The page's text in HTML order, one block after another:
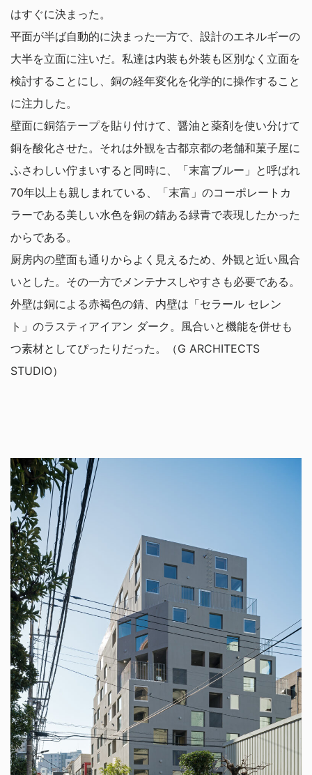
はすぐに決まった。
平面が半ば自動的に決まった一方で、設計のエネルギーの
大半を立面に注いだ。私達は内装も外装も区別なく立面を
検討することにし、銅の経年変化を化学的に操作すること
に注力した。
壁面に銅箔テープを貼り付けて、醤油と薬剤を使い分けて
銅を酸化させた。それは外観を古都京都の老舗和菓子屋に
ふさわしい佇まいすると同時に、「末富ブルー」と呼ばれ
70年以上も親しまれている、「末富」のコーポレートカ
ラーである美しい水色を銅の錆ある緑青で表現したかった
からである。
厨房内の壁面も通りからよく見えるため、外観と近い風合
いとした。その一方でメンテナスしやすさも必要である。
外壁は銅による赤褐色の錆、内壁は「セラール セレン
ト」のラスティアイアン ダーク。風合いと機能を併せも
つ素材としてぴったりだった。（G ARCHITECTS
STUDIO）